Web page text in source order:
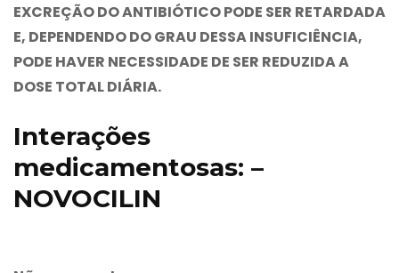
EXCREÇÃO DO ANTIBIÓTICO PODE SER RETARDADA
E, DEPENDENDO DO GRAU DESSA INSUFICIÊNCIA,
PODE HAVER NECESSIDADE DE SER REDUZIDA A
DOSE TOTAL DIÁRIA.
Interações
medicamentosas: –
NOVOCILIN